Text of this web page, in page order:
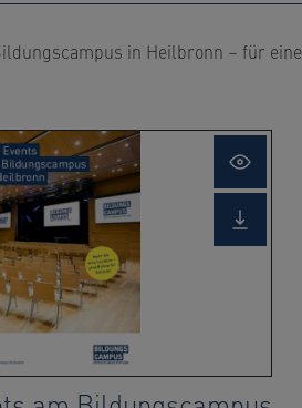
in Heilbronn – für
Open
lightbox
Download
file